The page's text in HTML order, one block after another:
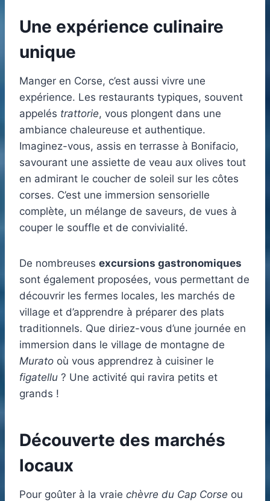
Une expérience culinaire
unique
Manger en Corse, c’est aussi vivre une
expérience. Les restaurants typiques, souvent
appelés trattorie, vous plongent dans une
ambiance chaleureuse et authentique.
Imaginez-vous, assis en terrasse à Bonifacio,
savourant une assiette de veau aux olives tout
en admirant le coucher de soleil sur les côtes
corses. C’est une immersion sensorielle
complète, un mélange de saveurs, de vues à
couper le souffle et de convivialité.
De nombreuses excursions gastronomiques
sont également proposées, vous permettant de
découvrir les fermes locales, les marchés de
village et d’apprendre à préparer des plats
traditionnels. Que diriez-vous d’une journée en
immersion dans le village de montagne de
Murato où vous apprendrez à cuisiner le
figatellu ? Une activité qui ravira petits et
grands !
Découverte des marchés
locaux
Pour goûter à la vraie chèvre du Cap Corse ou